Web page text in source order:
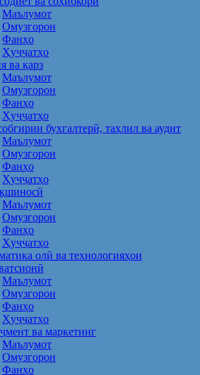
Маълумот
Омузгорон
Фанҳо
Ҳуҷҷатҳо
ва қарз
Маълумот
Омузгорон
Фанҳо
Ҳуҷҷатҳо
бухгалтерӣ, таҳлил ва аудит
Маълумот
Омузгорон
Фанҳо
Ҳуҷҷатҳо
Маълумот
Омузгорон
Фанҳо
Ҳуҷҷатҳо
олӣ ва технологияҳои
Маълумот
Омузгорон
Фанҳо
Ҳуҷҷатҳо
ва маркетинг
Маълумот
Омузгорон
Фанҳо